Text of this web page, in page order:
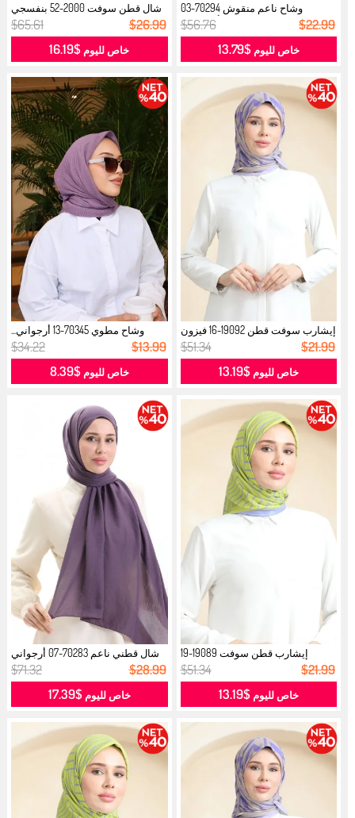
وشاح ناعم منقوش 70294-03
أرجواني...
$56.76 $22.99
خاص لليوم$13.79
شال قطن سوفت 2000-52 بنفسجي
فاتح...
$65.61 $26.99
خاص لليوم $16.19
إيشارب سوفت قطن 19092-16 فيزون
بنفس...
$51.34 $21.99
خاص لليوم$13.19
وشاح مطوي 70345-13 أرجواني...
$34.22 $13.99
خاص لليوم$8.39
إيشارب قطن سوفت 19089-19
بنفسجي فات...
$51.34 $21.99
خاص لليوم$13.19
شال قطني ناعم 70283-07 أرجواني
داكن...
$71.32 $28.99
خاص لليوم$17.39